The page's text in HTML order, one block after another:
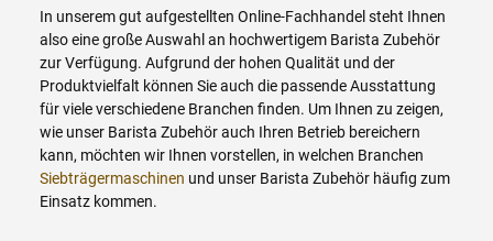
In unserem gut aufgestellten Online-Fachhandel steht Ihnen
also eine große Auswahl an hochwertigem Barista Zubehör
zur Verfügung. Aufgrund der hohen Qualität und der
Produktvielfalt können Sie auch die passende Ausstattung
für viele verschiedene Branchen finden. Um Ihnen zu zeigen,
wie unser Barista Zubehör auch Ihren Betrieb bereichern
kann, möchten wir Ihnen vorstellen, in welchen Branchen
Siebträgermaschinen und unser Barista Zubehör häufig zum
Einsatz kommen.